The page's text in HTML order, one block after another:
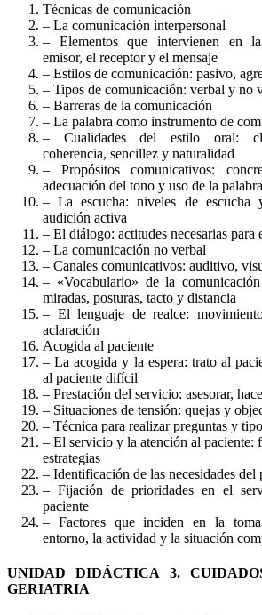
Técnicas de comunicación
– La comunicación interpersonal
– Elementos que intervienen en
emisor, el receptor y el mensaje
– Estilos de comunicación: pasivo,
– Tipos de comunicación: verbal y no
– Barreras de la comunicación
– La palabra como instrumento de
– Cualidades del estilo oral:
coherencia, sencillez y naturalidad
– Propósitos comunicativos:
adecuación del tono y uso de la
– La escucha: niveles de escucha
audición activa
– El diálogo: actitudes necesarias para
– La comunicación no verbal
– Canales comunicativos: auditivo,
– «Vocabulario» de la
miradas, posturas, tacto y distancia
– El lenguaje de realce:
aclaración
Acogida al paciente
– La acogida y la espera: trato al
al paciente difícil
– Prestación del servicio: asesorar,
– Situaciones de tensión: quejas y
– Técnica para realizar preguntas y
– El servicio y la atención al paciente:
estrategias
– Identificación de las necesidades del
– Fijación de prioridades en el
paciente
– Factores que inciden en la
entorno, la actividad y la situación
UNIDAD DIDÁCTICA 3.
GERIATRIA